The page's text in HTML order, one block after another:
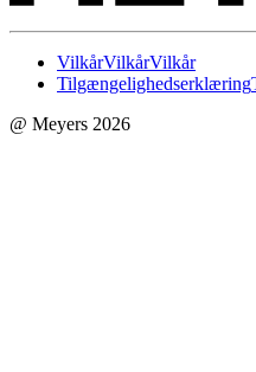
VilkårVilkårVilkår
Tilgængelighedserklæring
@ Meyers 2026